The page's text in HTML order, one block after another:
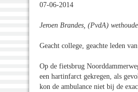
07-06-2014
Jeroen Brandes, (PvdA)
Geacht college, geachte leden van
Op de fietsbrug
een hartinfarct gekregen, als
kon de ambulance niet bij de